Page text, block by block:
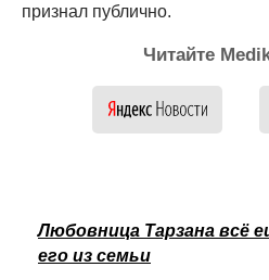
признал публично.
Читайте
Любовница Тарзана всё
его из семьи